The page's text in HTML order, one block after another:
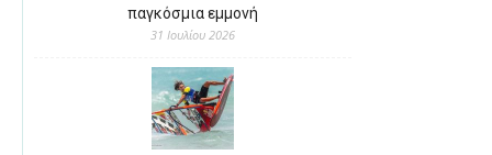
παγκόσμια εμμονή
31 Ιουλίου 2026